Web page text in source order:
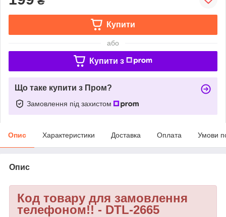
Купити
або
Купити з
Що таке купити з Пром?
Замовлення під захистом
Опис Характеристики Доставка Оплата Умови
Опис
Код товару для замовлення
телефоном!! - DTL-2665